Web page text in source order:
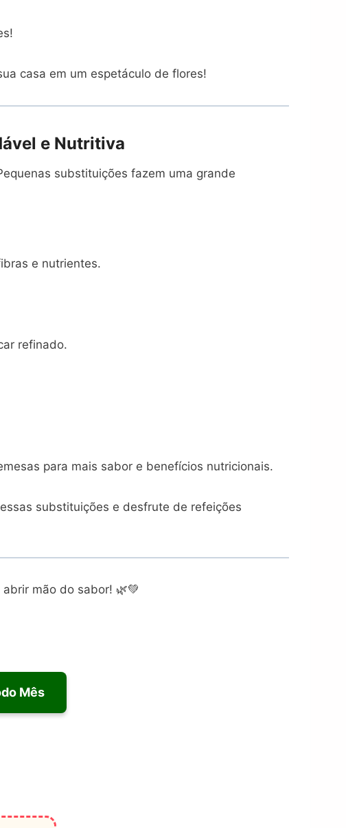
casa em um espetáculo de flores!
e Nutritiva
substituições fazem uma grande
e nutrientes.
refinado.
para mais sabor e benefícios nutricionais.
substituições e desfrute de refeições
mão do sabor! 🌿💚
Mês